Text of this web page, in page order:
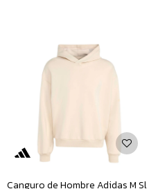
Canguro de Hombre Adidas M Sl